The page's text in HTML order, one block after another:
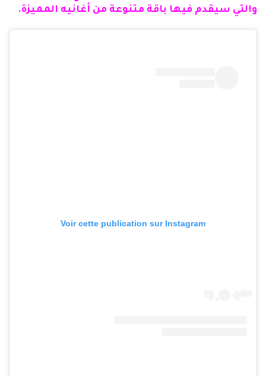
والتي سيقدم فيها باقة متنوعة من أغانيه المميزة.
Voir cette publication sur Instagram